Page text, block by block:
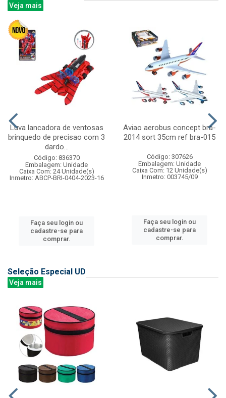
Veja mais
Luva lancadora de ventosas
brinquedo de precisao com 3
dardo...
Código: 836370
Embalagem: Unidade
Caixa Com: 24 Unidade(s)
Inmetro: ABCP-BRI-0404-2023-16
Faça seu login ou
cadastre-se para
comprar.
Aviao aerobus concept bra-
2014 sort 35cm ref bra-015
Código: 307626
Embalagem: Unidade
Caixa Com: 12 Unidade(s)
Inmetro: 003745/09
Faça seu login ou
cadastre-se para
comprar.
Seleção Especial UD
Veja mais